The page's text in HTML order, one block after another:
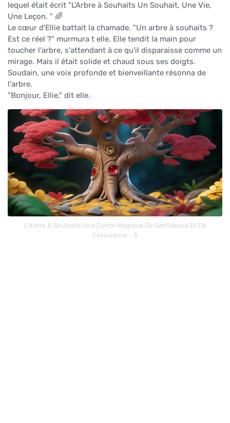
lequel était écrit "L'Arbre à Souhaits Un Souhait, Une Vie,
Une Leçon. " 🌈
Le cœur d'Ellie battait la chamade. "Un arbre à souhaits ?
Est ce réel ?" murmura t elle. Elle tendit la main pour
toucher l'arbre, s'attendant à ce qu'il disparaisse comme un
mirage. Mais il était solide et chaud sous ses doigts.
Soudain, une voix profonde et bienveillante résonna de
l'arbre.
"Bonjour, Ellie," dit elle.
L'Arbre À Souhaits Une Conte Magique De Gentillesse Et De
Croissance - 3